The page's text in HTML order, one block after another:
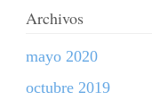
Archivos
mayo 2020
octubre 2019